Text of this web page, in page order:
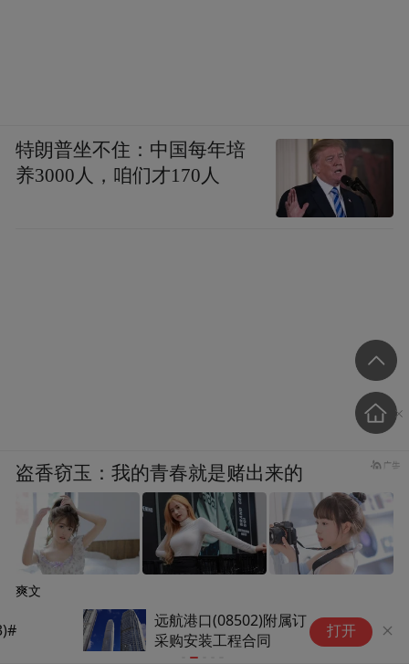
远航港口(08502)附属订立设备
采购安装工程合同
打开
特朗普坐不住：中国每年培
养3000人，咱们才170人
盗香窃玉：我的青春就是赌出来的
爽文